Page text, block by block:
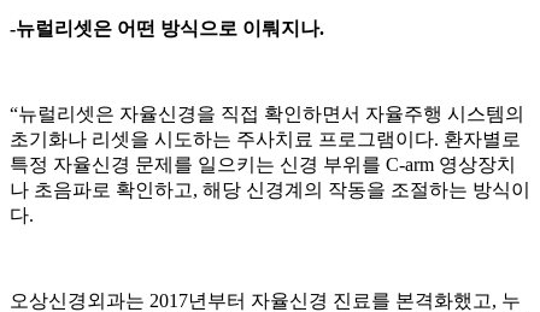
-뉴럴리셋은 어떤 방식으로 이뤄지나.
“뉴럴리셋은 자율신경을 직접 확인하면서 자율주행 시스템의
초기화나 리셋을 시도하는 주사치료 프로그램이다. 환자별로
특정 자율신경 문제를 일으키는 신경 부위를 C-arm 영상장치
나 초음파로 확인하고, 해당 신경계의 작동을 조절하는 방식이
다.
오상신경외과는 2017년부터 자율신경 진료를 본격화했고, 누